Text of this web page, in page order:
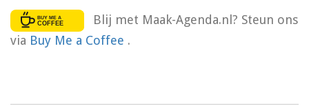
Blij met Maak-Agenda.nl? Steun ons
via Buy Me a Coffee .